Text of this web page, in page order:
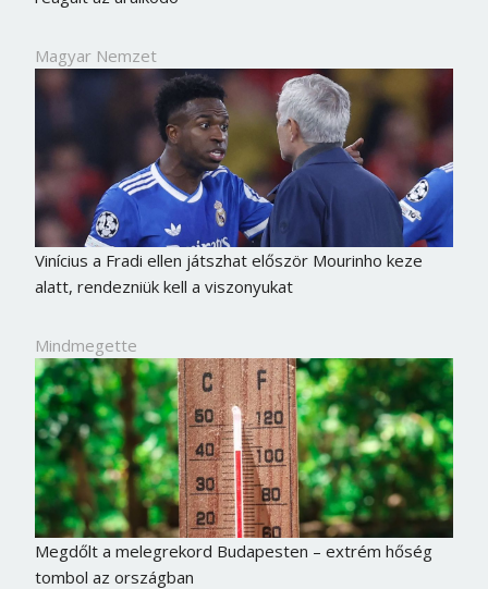
Magyar Nemzet
Vinícius a Fradi ellen játszhat először Mourinho keze
alatt, rendezniük kell a viszonyukat
Mindmegette
Megdőlt a melegrekord Budapesten – extrém hőség
tombol az országban